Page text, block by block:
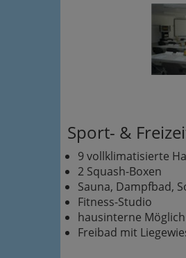
Sport- &
9 vollklimatisierte
2 Squash-Boxen
Sauna, Dampfbad,
Fitness-Studio
hausinterne
Freibad mit